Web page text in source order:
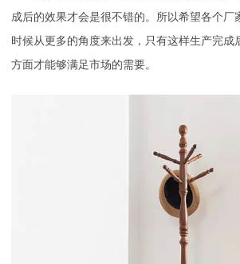
成后的效果才会是很不错的。所以希望各个厂
时候从更多的角度来出发，只有这样生产完成
方面才能够满足市场的需要。